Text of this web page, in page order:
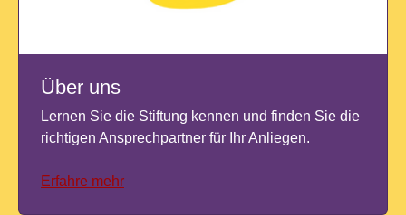
Über uns
Lernen Sie die Stiftung kennen und finden Sie die
richtigen Ansprechpartner für Ihr Anliegen.
Erfahre mehr